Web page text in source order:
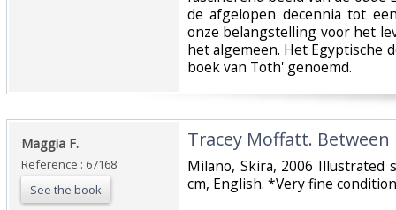
de afgelopen decennia tot
onze belangstelling voor het
het algemeen. Het Egyptische
boek van Toth' genoemd.‎
‎Maggia F.‎
Reference : 67168
See the book
‎Tracey Moffatt. Between
‎Milano, Skira, 2006 Illustrated
cm, English. *Very fine